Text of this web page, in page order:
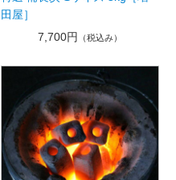
田屋］
7,700円
（税込み）